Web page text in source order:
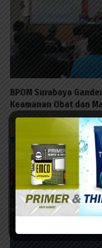
BPOM Surabaya
Keamanan Obat dan
06/08/2026 - 17:52